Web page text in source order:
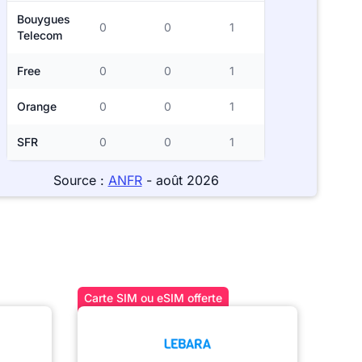
Bouygues
Telecom
0 0 1
Free 0 0 1
Orange 0 0 1
SFR 0 0 1
Source : ANFR- août 2026
Carte SIM ou eSIM offerte